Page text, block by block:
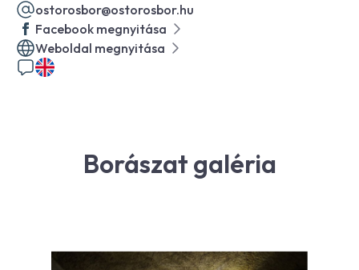
ostorosbor@ostorosbor.hu
Facebook megnyitása
Weboldal megnyitása
Borászat galéria